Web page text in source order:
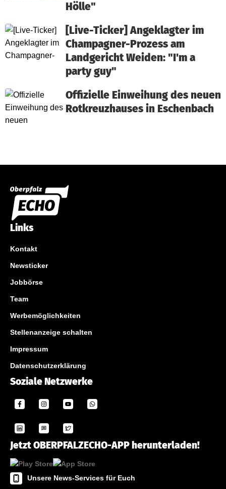
Hölle"
[Live-Ticker] Angeklagter im
Champagner-Prozess am
Landgericht Weiden: "I'm a
party guy"
Offizielle Einweihung des neuen
Rotkreuzhauses in Eschenbach
Links
Kontakt
Newsticker
Jobbörse
Team
Werbemöglichkeiten
Stellenanzeige schalten
Impressum
Datenschutzerklärung
Soziale Netzwerke
Jetzt OBERPFALZECHO-APP herunterladen!
Unsere News-Services für Euch